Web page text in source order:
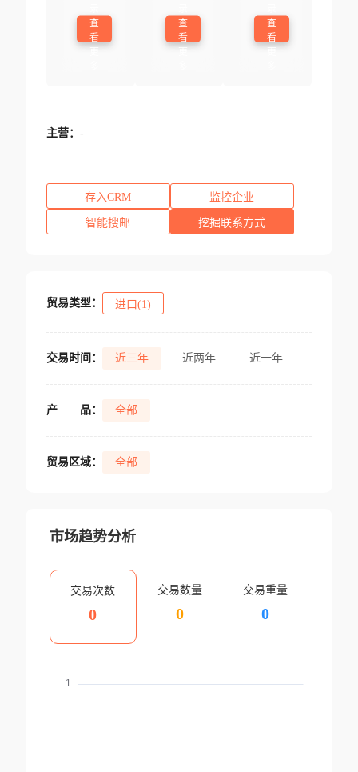
查
看
查
看
查
看
主营： -
存入CRM 监控企业
智能搜邮 挖掘联系方式
贸易类型： 进口(1)
交易时间： 近三年 近两年 近一年
产 品： 全部
贸易区域： 全部
市场趋势分析
交易次数
0
交易数量
0
交易重量
0